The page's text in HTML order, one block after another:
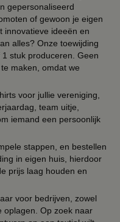
gepersonaliseerd
of gewoon je eigen
innovatieve ideeën en
alles? Onze toewijding
stuk produceren. Geen
maken, omdat we
voor jullie vereniging,
team uitje,
iemand een persoonlijk
stappen, en bestellen
in eigen huis, hierdoor
prijs laag houden en
voor bedrijven, zowel
oplagen. Op zoek naar